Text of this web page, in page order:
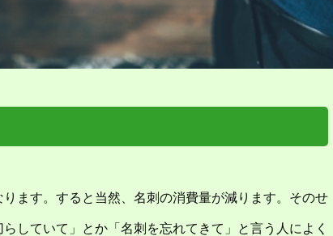
ます。すると当然、名刺の消費量が減ります。そのせ
していて」とか「名刺を忘れてきて」と言う人によく